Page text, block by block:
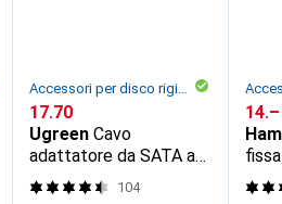
Accessori per disco rigido
CHF
17.70
Ugreen Cavo
adattatore da SATA a
USB 3.0 per HDD SSD
SATA con alimentatore
104
CHF
14.–
fissa